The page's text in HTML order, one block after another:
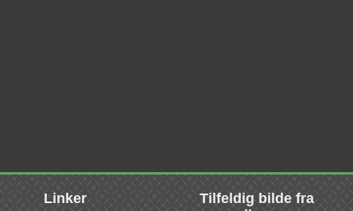
Linker
Tilfeldig bilde fra